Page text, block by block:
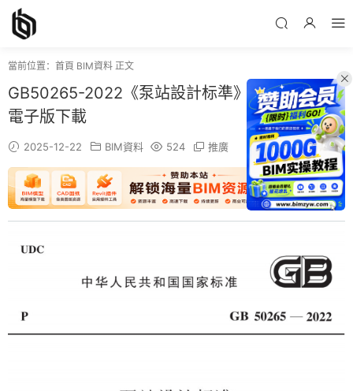
當前位置： 首頁 BIM資料 正文
GB50265-2022《泵站設計标準》百度網盤PDF
電子版下載
2025-12-22 BIM資料 524 推廣